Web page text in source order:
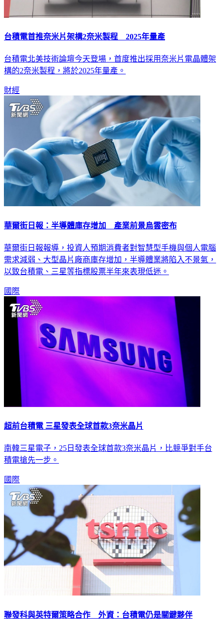
台積電首推奈米片架構2奈米製程 2025年量產
台積電北美技術論壇今天登場，首度推出採用奈米片電晶體架
構的2奈米製程，將於2025年量產。
財經
華爾街日報：半導體庫存增加 產業前景烏雲密布
華爾街日報報導，投資人預期消費者對智慧型手機與個人電腦
需求減弱、大型晶片廠商庫存增加，半導體業將陷入不景氣，
以致台積電、三星等指標股票半年來表現低迷。
國際
超前台積電 三星發表全球首款3奈米晶片
南韓三星電子，25日發表全球首款3奈米晶片，比競爭對手台
積電搶先一步。
國際
聯發科與英特爾策略合作 外資：台積電仍是關鍵夥伴